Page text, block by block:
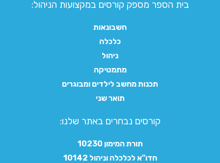
בית הספר מספק קורסים במקצועות הניהול:
חשבונאות
כלכלה
ניהול
מתמטיקה
תכנות מחשב לילדים ומבוגרים
תואר שני
קורסים נבחרים באתר שלנו:​
תורת המימון 10230
חדו"א לכלכלה וניהול 10142